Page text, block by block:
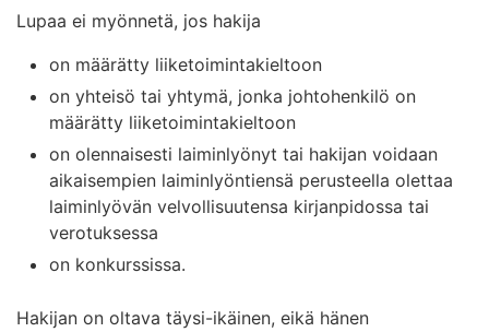
Lupaa ei myönnetä, jos hakija
on määrätty liiketoimintakieltoon
on yhteisö tai yhtymä, jonka johtohenkilö on
määrätty liiketoimintakieltoon
on olennaisesti laiminlyönyt tai hakijan voidaan
aikaisempien laiminlyöntiensä perusteella olettaa
laiminlyövän velvollisuutensa kirjanpidossa tai
verotuksessa
on konkurssissa.
Hakijan on oltava täysi-ikäinen, eikä hänen